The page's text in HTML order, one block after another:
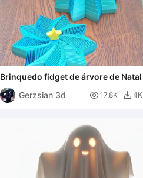
Brinquedo fidget de árvore de Natal
Gerzsian 3d
 17.8K  4K